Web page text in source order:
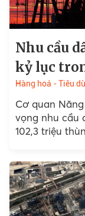
Nhu cầu
kỷ lục
Hàng hoá - Tiêu
Cơ quan
vọng nhu cầu
102,3 triệu